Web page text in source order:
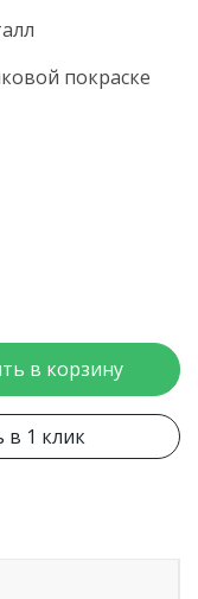
покраске
в корзину
в 1 клик